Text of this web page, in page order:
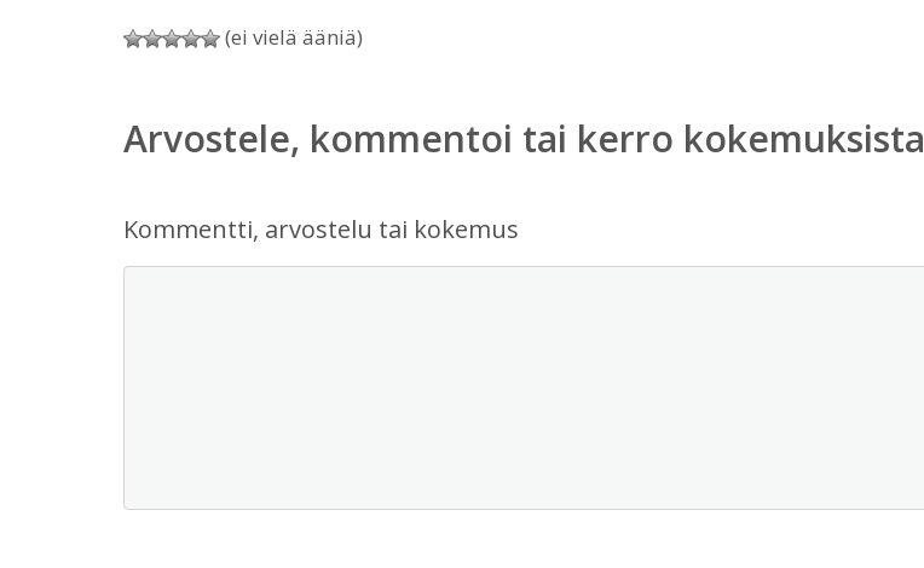
(ei vielä ääniä)
Arvostele, kommentoi tai kerro kokemuksista
Kommentti, arvostelu tai kokemus